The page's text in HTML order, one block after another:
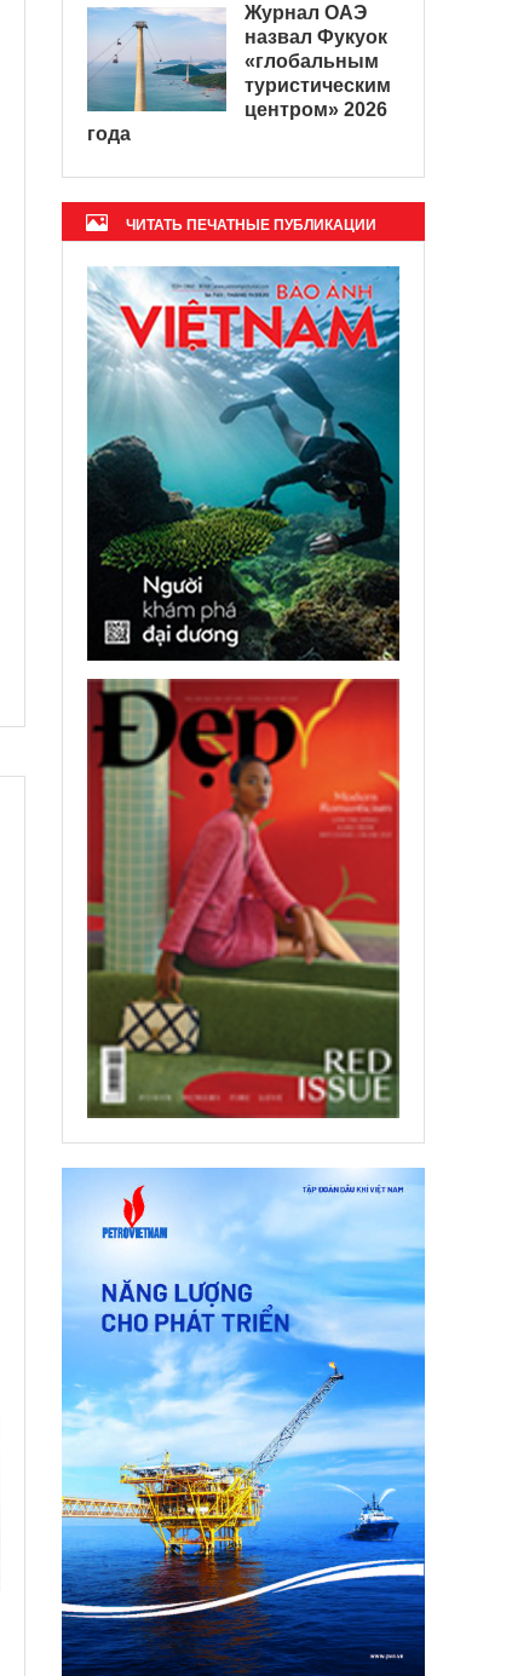
Журнал ОАЭ
назвал Фукуок
«глобальным
туристическим
центром» 2026
года
ЧИТАТЬ ПЕЧАТНЫЕ ПУБЛИКАЦИИ